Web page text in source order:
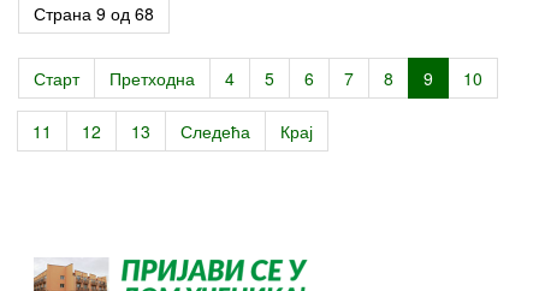
Страна 9 од 68
Старт Претходна 4 5 6 7 8 9 10
11 12 13 Следећа Крај